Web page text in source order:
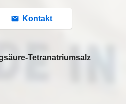
Kontakt
Tetranatriumsalz